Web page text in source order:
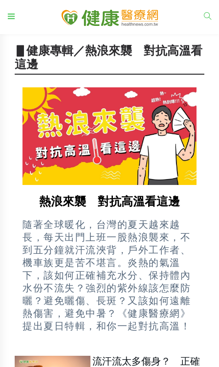
▋健康專輯／熱浪來襲 對抗高溫看
這邊
熱浪來襲 對抗高溫看這邊
隨著全球暖化，台灣的夏天越來越
長，每天出門上班一股熱浪襲來，不
到五分鐘就汗流浹背，戶外工作者、
機車族更是苦不堪言。炎熱的氣溫
下，該如何正確補充水分、保持體內
水份不流失？強烈的紫外線該怎麼防
曬？避免曬傷、長斑？又該如何遠離
熱傷害，避免中暑？《健康醫療網》
提出夏日特輯，和你一起對抗高溫！
流汗流太多傷身？ 正確